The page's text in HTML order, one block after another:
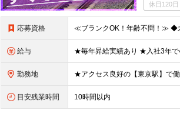
休日120日
応募資格
給与
勤務地
目安残業時間 10時間以内